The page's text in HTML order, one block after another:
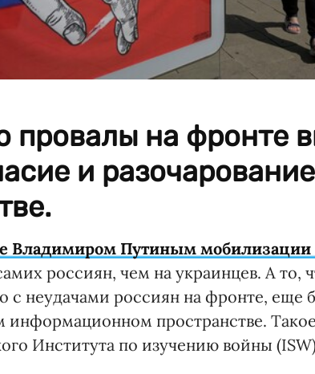
провалы на фронте
и
Владимиром Путиным мобилизации
россиян, чем на украинцев. А то,
с неудачами россиян на фронте, еще
информационном пространстве.
Института по изучению войны (ISW)